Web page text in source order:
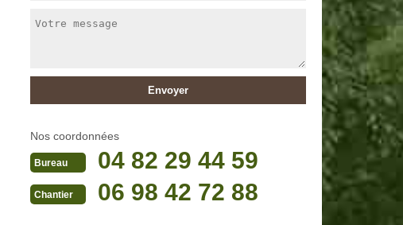
Nos coordonnées
Bureau 04 82 29 44 59
Chantier 06 98 42 72 88